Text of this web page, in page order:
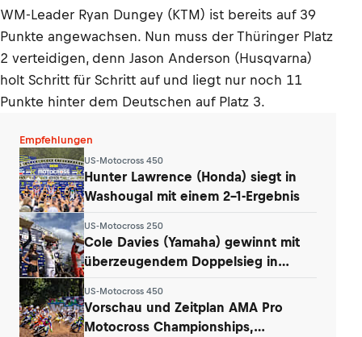
WM-Leader Ryan Dungey (KTM) ist bereits auf 39
Punkte angewachsen. Nun muss der Thüringer Platz
2 verteidigen, denn Jason Anderson (Husqvarna)
holt Schritt für Schritt auf und liegt nur noch 11
Punkte hinter dem Deutschen auf Platz 3.
Empfehlungen
US-Motocross 450
Hunter Lawrence (Honda) siegt in
Washougal mit einem 2-1-Ergebnis
US-Motocross 250
Cole Davies (Yamaha) gewinnt mit
überzeugendem Doppelsieg in
US-Motocross 450
Vorschau und Zeitplan AMA Pro
Motocross Championships,